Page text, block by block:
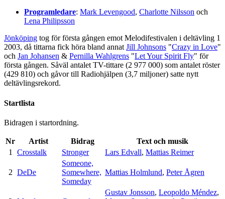
Programledare: Mark Levengood, Charlotte Nilsson och
Lena Philipsson
Jönköping tog för första gången emot Melodifestivalen i deltävling 1
2003, då tittarna fick höra bland annatJill Johnsons "Crazy in Love"
och Jan Johansen & Pernilla Wahlgrens "Let Your Spirit Fly" för
första gången. Såväl antalet TV-tittare (2 977 000) som antalet röster
(429 810) och gåvor till Radiohjälpen (3,7 miljoner) satte nytt
deltävlingsrekord.
Startlista
Bidragen i startordning.
Nr Artist Bidrag
Text och musik
1
Crosstalk Stronger Lars Edvall, Mattias Reimer
2 DeDe
Someone,
Somewhere,
Someday
Mattias Holmlund, Peter Ågren
Gustav Jonsson, Leopoldo Méndez,